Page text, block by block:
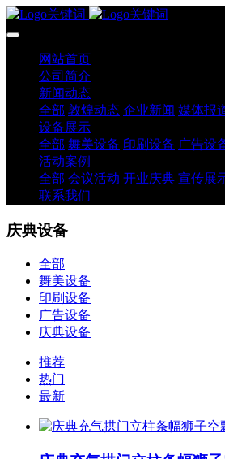
网站首页
公司简介
新闻动态
全部 敦煌动态 企业新闻 媒体报
设备展示
全部 舞美设备 印刷设备 广告设
活动案例
全部 会议活动 开业庆典 宣传展
联系我们
庆典设备
全部
舞美设备
印刷设备
广告设备
庆典设备
推荐
热门
最新